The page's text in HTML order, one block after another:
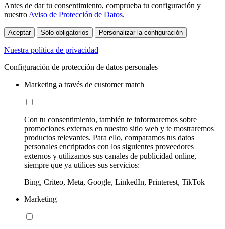
Antes de dar tu consentimiento, comprueba tu configuración y
nuestro Aviso de Protección de Datos.
Aceptar Sólo obligatorios Personalizar la configuración
Nuestra política de privacidad
Configuración de protección de datos personales
Marketing a través de customer match
Con tu consentimiento, también te informaremos sobre
promociones externas en nuestro sitio web y te mostraremos
productos relevantes. Para ello, comparamos tus datos
personales encriptados con los siguientes proveedores
externos y utilizamos sus canales de publicidad online,
siempre que ya utilices sus servicios:
Bing, Criteo, Meta, Google, LinkedIn, Printerest, TikTok
Marketing